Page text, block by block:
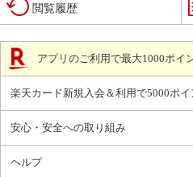
閲覧履歴
アプリのご利用で最大1000ポイ
楽天カード新規入会＆利用で5000ポイ
安心・安全への取り組み
ヘルプ